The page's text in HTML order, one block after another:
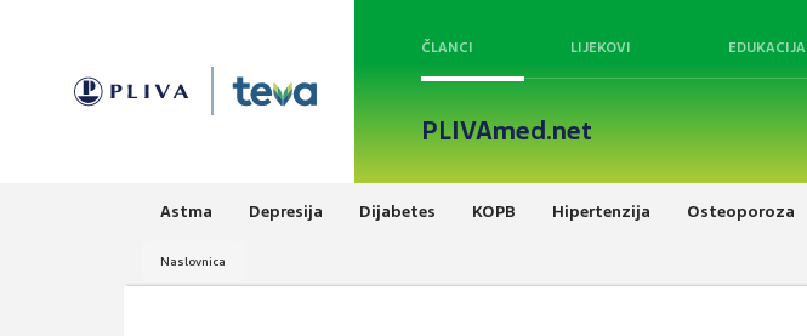
ČLANCI LIJEKOVI EDUKACIJA
PLIVAmed.net
Astma Depresija Dijabetes KOPB Hipertenzija Osteoporoza
Naslovnica